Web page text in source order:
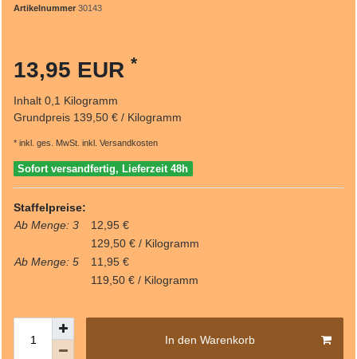
Artikelnummer 30143
13,95 EUR *
Inhalt 0,1 Kilogramm
Grundpreis 139,50 € / Kilogramm
* inkl. ges. MwSt. inkl. Versandkosten
Sofort versandfertig, Lieferzeit 48h
Staffelpreise:
Ab Menge: 3
12,95 €
129,50 € / Kilogramm
Ab Menge: 5
11,95 €
119,50 € / Kilogramm
In den Warenkorb